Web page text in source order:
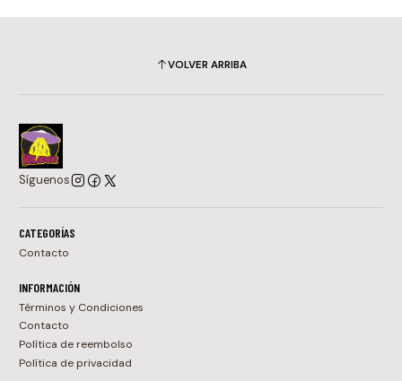
VOLVER ARRIBA
Síguenos
CATEGORÍAS
Contacto
INFORMACIÓN
Términos y Condiciones
Contacto
Política de reembolso
Política de privacidad